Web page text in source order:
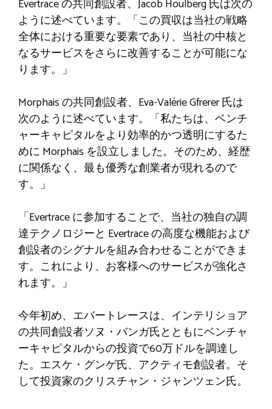
Evertrace の共同創設者、Jacob Houlberg 氏は次の
ように述べています。「この買収は当社の戦略
全体における重要な要素であり、当社の中核と
なるサービスをさらに改善することが可能にな
ります。」
Morphais の共同創設者、Eva-Valérie Gfrerer 氏は
次のように述べています。「私たちは、ベンチ
ャーキャピタルをより効率的かつ透明にするた
めに Morphais を設立しました。そのため、経歴
に関係なく、最も優秀な創業者が現れるので
す。」
「Evertrace に参加することで、当社の独自の調
達テクノロジーと Evertrace の高度な機能および
創設者のシグナルを組み合わせることができま
す。これにより、お客様へのサービスが強化さ
れます。」
今年初め、エバートレースは、インテリショア
の共同創設者ソヌ・バンガ氏とともにベンチャ
ーキャピタルからの投資で60万ドルを調達し
た。エスケ・グンゲ氏、アクティモ創設者。そ
して投資家のクリスチャン・ジャンツェン氏。